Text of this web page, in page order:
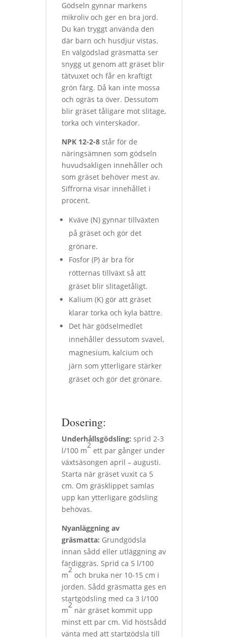
Gödseln gynnar markens
mikroliv och ger en bra jord.
Du kan tryggt använda den
där barn och husdjur vistas.
En välgödslad gräsmatta ser
snygg ut genom att gräset blir
tätvuxet och får en kraftigt
grön färg. Då kan inte mossa
och ogräs ta över. Dessutom
blir gräset tåligare mot slitage,
torka och vinterskador.
NPK 12-2-8står för de
näringsämnen som gödseln
huvudsakligen innehåller och
som gräset behöver mest av.
Siffrorna visar innehållet i
procent.
Kväve (N) gynnar tillväxten
på gräset och gör det
grönare.
Fosfor (P) är bra för
rötternas tillväxt så att
gräset blir slitagetåligt.
Kalium (K) gör att gräset
klarar torka och kyla bättre.
Det här gödselmedlet
innehåller dessutom svavel,
magnesium, kalcium och
järn som ytterligare stärker
gräset och gör det grönare.
Dosering:
Underhållsgödsling: sprid 2-3
l/100 m
2
ett par gånger under
växtsäsongen april – augusti.
Starta när gräset vuxit ca 5
cm. Om gräsklippet samlas
upp kan ytterligare gödsling
behövas.
Nyanläggning av
gräsmatta: Grundgödsla
innan sådd eller utläggning av
färdiggräs. Sprid ca 5 l/100
m
2
och bruka ner 10-15 cm i
jorden. Sådd gräsmatta ges en
startgödsling med ca 3 l/100
m
2
när gräset kommit upp
minst ett par cm. Vid höstsådd
vänta med att startgödsla till